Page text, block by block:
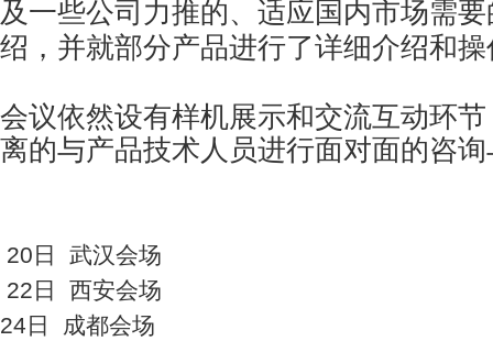
及一些公司力推的、适应国内市场需
绍，并就部分产品进行了详细介绍和
会议依然设有样机展示和交流互动环
离的与产品技术人员进行面对面的咨
20日 武汉会场
22日 西安会场
24日 成都会场